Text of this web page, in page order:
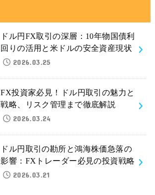
ドル円FX取引の深層：10年物国債利
回りの活用と米ドルの安全資産現状
2026.03.25
FX投資家必見！ドル円取引の魅力と
戦略、リスク管理まで徹底解説
2026.03.24
ドル円取引の勘所と鴻海株価急落の
影響：FXトレーダー必見の投資戦略
2026.03.21